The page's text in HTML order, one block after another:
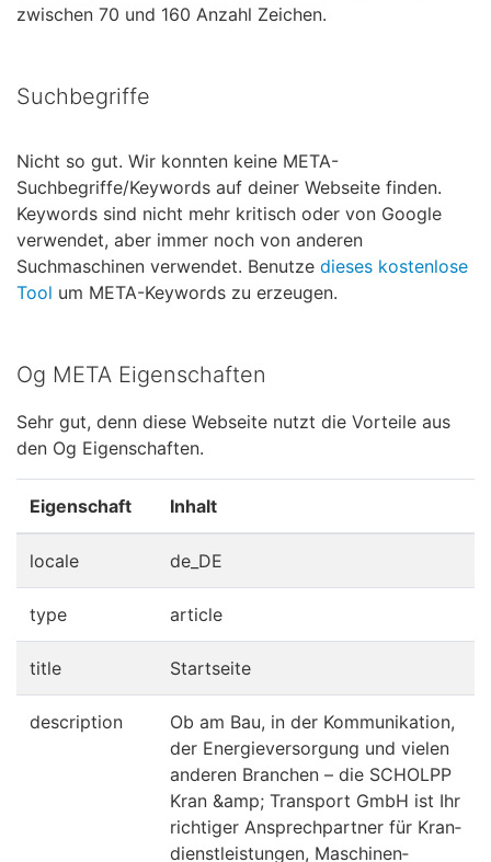
zwischen 70 und 160 Anzahl Zeichen.
Suchbegriffe
Nicht so gut. Wir konnten keine META-
Suchbegriffe/Keywords auf deiner Webseite finden.
Keywords sind nicht mehr kritisch oder von Google
verwendet, aber immer noch von anderen
Suchmaschinen verwendet. Benutze dieses kostenlose
Tool um META-Keywords zu erzeugen.
Og META Eigenschaften
Sehr gut, denn diese Webseite nutzt die Vorteile aus
den Og Eigenschaften.
Eigenschaft Inhalt
locale de_DE
type article
title Startseite
description
Ob am Bau, in der Kommunikation,
der Energieversorgung und vielen
anderen Branchen – die SCHOLPP
Kran &amp; Transport GmbH ist Ihr
richtiger Ansprechpartner für Kran­
dienst­leistungen, Maschinen­